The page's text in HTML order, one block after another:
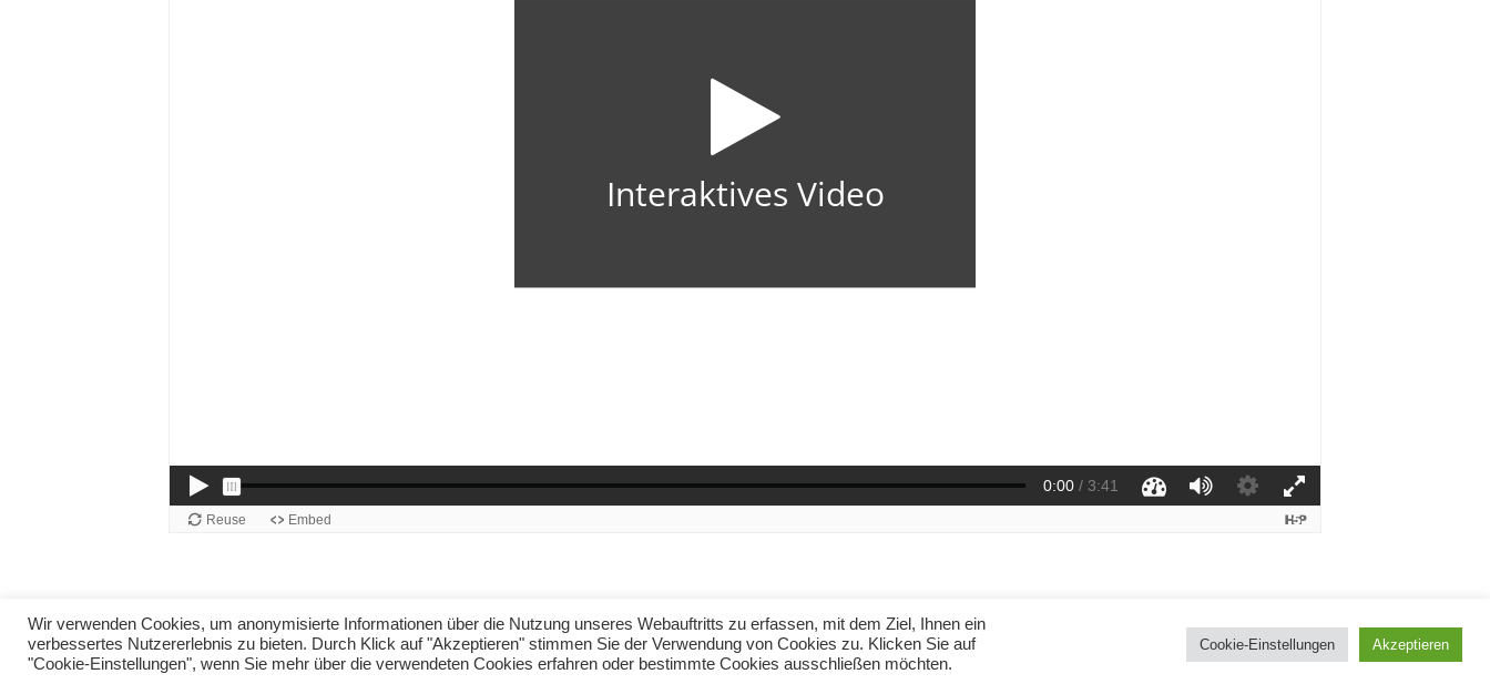
Impressum Datenschutz Copyright © 2026 Mathe Digital
Wir verwenden Cookies, um anonymisierte Informationen über die Nutzung unseres Webauftritts zu erfassen, mit dem Ziel, Ihnen ein
verbessertes Nutzererlebnis zu bieten. Durch Klick auf "Akzeptieren" stimmen Sie der Verwendung von Cookies zu. Klicken Sie auf
"Cookie-Einstellungen", wenn Sie mehr über die verwendeten Cookies erfahren oder bestimmte Cookies ausschließen möchten.
Cookie-Einstellungen Akzeptieren